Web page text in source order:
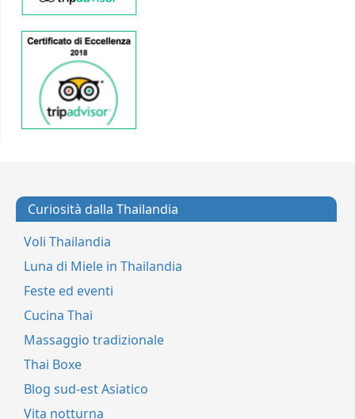
Curiosità dalla Thailandia
Voli Thailandia
Luna di Miele in Thailandia
Feste ed eventi
Cucina Thai
Massaggio tradizionale
Thai Boxe
Blog sud-est Asiatico
Vita notturna